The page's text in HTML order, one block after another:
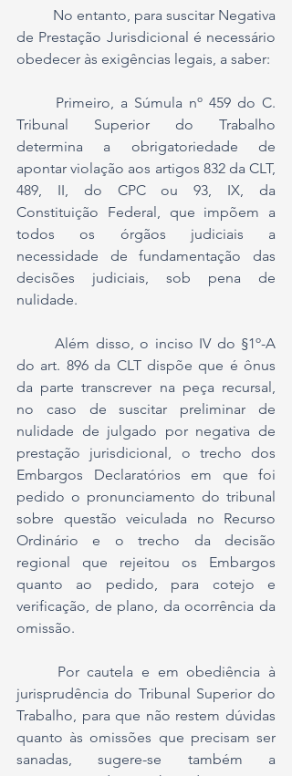
de Prestação Jurisdicional é necessário
obedecer às exigências legais, a saber:
Tribunal Superior do Trabalho
determina a obrigatoriedade de
apontar violação aos artigos 832 da CLT,
489, II, do CPC ou 93, IX, da
Constituição Federal, que impõem a
todos os órgãos judiciais a
necessidade de fundamentação das
decisões judiciais, sob pena de
nulidade.
	Além disso, o inciso IV do §1º-A
do art. 896 da CLT dispõe que é ônus
da parte transcrever na peça recursal,
no caso de suscitar preliminar de
nulidade de julgado por negativa de
prestação jurisdicional, o trecho dos
Embargos Declaratórios em que foi
pedido o pronunciamento do tribunal
sobre questão veiculada no Recurso
Ordinário e o trecho da decisão
regional que rejeitou os Embargos
quanto ao pedido, para cotejo e
verificação, de plano, da ocorrência da
omissão.
jurisprudência do Tribunal Superior do
Trabalho, para que não restem dúvidas
quanto às omissões que precisam ser
sanadas, sugere-se também a